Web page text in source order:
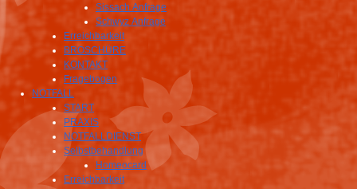
Sissach Anfrage
Schwyz Anfrage
Erreichbarkeit
BROSCHÜRE
KONTAKT
Fragebogen
NOTFALL
START
PRAXIS
NOTFALLDIENST
Selbstbehandlung
Homeocard
Erreichbarkeit